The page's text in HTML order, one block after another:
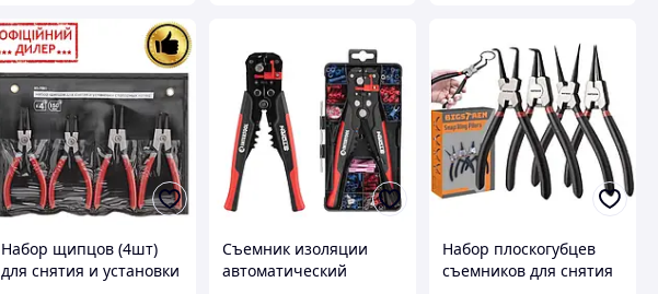
Набор щипцов (4шт)
для снятия и установки
Съемник изоляции
автоматический
Набор плоскогубцев
съемников для снятия